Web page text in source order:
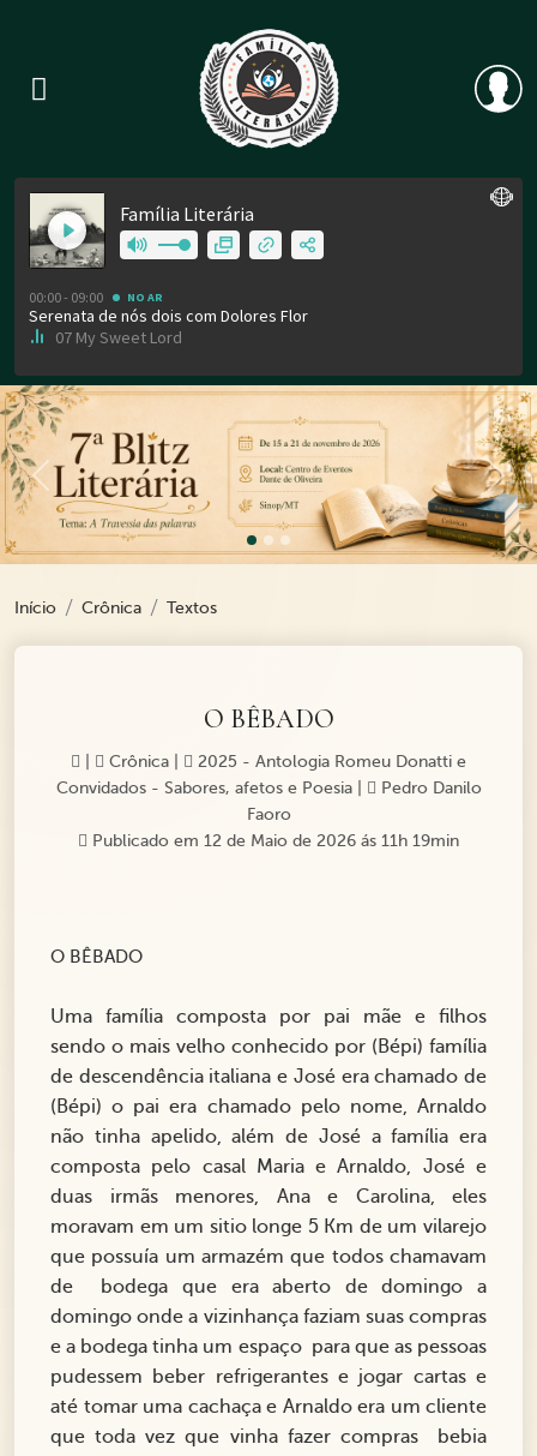
Previous
Início Crônica Textos
O BÊBADO
Crônica
2025 - Antologia Romeu Donatti e
Convidados - Sabores, afetos e Poesia|
Pedro Danilo
Faoro
Publicado em 12 de Maio de 2026 ás 11h 19min
O BÊBADO
Uma família composta por pai mãe e filhos
sendo o mais velho conhecido por (Bépi) família
de descendência italiana e José era chamado de
(Bépi) o pai era chamado pelo nome, Arnaldo
não tinha apelido, além de José a família era
composta pelo casal Maria e Arnaldo, José e
duas irmãs menores, Ana e Carolina, eles
moravam em um sitio longe 5 Km de um vilarejo
que possuía um armazém que todos chamavam
de bodega que era aberto de domingo a
domingo onde a vizinhança faziam suas compras
e a bodega tinha um espaço para que as pessoas
pudessem beber refrigerantes e jogar cartas e
até tomar uma cachaça e Arnaldo era um cliente
que toda vez que vinha fazer compras bebia